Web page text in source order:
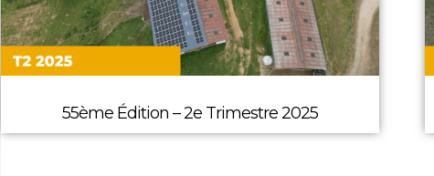
55ème Édition – 2e Trimestre 2025